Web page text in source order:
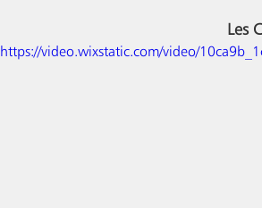
Les
https://video.wixstatic.com/video/